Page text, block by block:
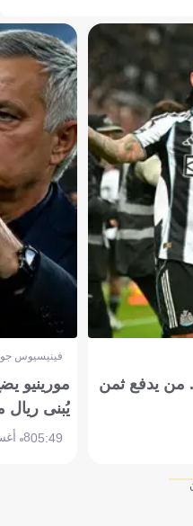
من يدفع ثمن
فينيسيوس
مورينيو
يُبنى ريال
05:498 أغسطس 2026